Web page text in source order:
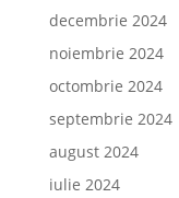
decembrie 2024
noiembrie 2024
octombrie 2024
septembrie 2024
august 2024
iulie 2024